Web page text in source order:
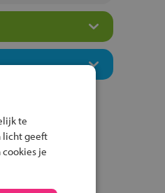
te
licht geeft
je